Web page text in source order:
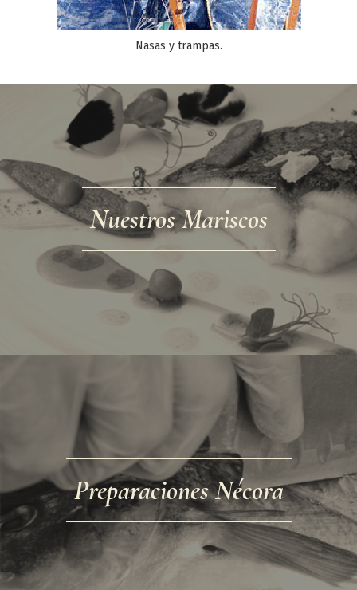
Magnesio (en miligramos)
48 mg
Yodo (en microgramos)
40 µg
Zinc (en miligramos)
Nasas y trampas.
Nuestros Mariscos
Preparaciones Nécora